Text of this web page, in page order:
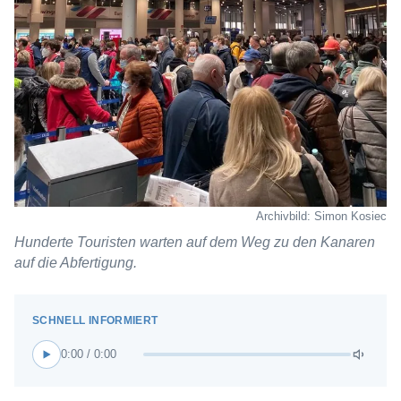
Archivbild: Simon Kosiec
Hunderte Touristen warten auf dem Weg zu den Kanaren
auf die Abfertigung.
0:00 / 0:00